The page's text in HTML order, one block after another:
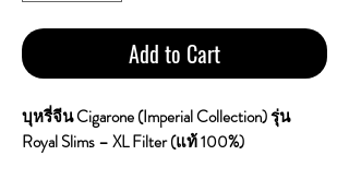
Add to Cart
บุหรี่จีน Cigarone (Imperial Collection) รุ่น
Royal Slims – XL Filter (แท้ 100%)